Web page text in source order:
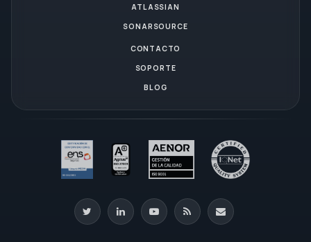
ATLASSIAN
SONARSOURCE
CONTACTO
SOPORTE
BLOG